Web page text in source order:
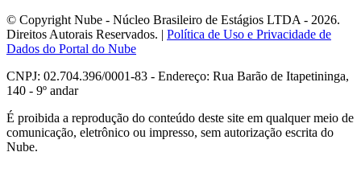
© Copyright Nube - Núcleo Brasileiro de Estágios LTDA - 2026.
Direitos Autorais Reservados. | Política de Uso e Privacidade de
Dados do Portal do Nube
CNPJ: 02.704.396/0001-83 - Endereço: Rua Barão de Itapetininga,
140 - 9º andar
É proibida a reprodução do conteúdo deste site em qualquer meio de
comunicação, eletrônico ou impresso, sem autorização escrita do
Nube.